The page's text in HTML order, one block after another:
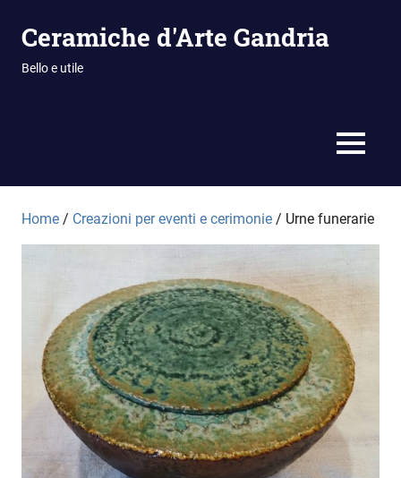
Ceramiche d'Arte Gandria
Bello e utile
MENU
Home / Creazioni per eventi e cerimonie / Urne funerarie